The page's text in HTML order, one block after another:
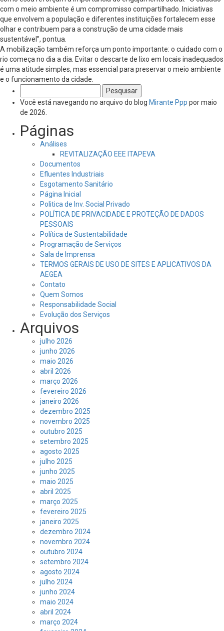
com o meio ambiente é um compromisso compartilhado. Iniciativas
que envolvem a população e diferentes instituições fortalecem esse
olhar e contribuem para a construção de uma cidade mais
sustentável”, pontua.
A mobilização também reforça um ponto importante: o cuidado com o
rio começa no dia a dia. Evitar o descarte de lixo em locais inadequados
é uma atitude simples, mas essencial para preservar o meio ambiente
e o funcionamento da cidade.
por:
Você está navegando no arquivo do blog Mirante Ppp por maio
de 2026.
Páginas
Análises
REVITALIZAÇÃO EEE ITAPEVA
Documentos
Efluentes Industriais
Esgotamento Sanitário
Página Inicial
Politica de Inv. Social Privado
POLÍTICA DE PRIVACIDADE E PROTEÇÃO DE DADOS
PESSOAIS
Política de Sustentabilidade
Programação de Serviços
Sala de Imprensa
TERMOS GERAIS DE USO DE SITES E APLICATIVOS DA
AEGEA
Contato
Quem Somos
Responsabilidade Social
Evolução dos Serviços
Arquivos
julho 2026
junho 2026
maio 2026
abril 2026
março 2026
fevereiro 2026
janeiro 2026
dezembro 2025
novembro 2025
outubro 2025
setembro 2025
agosto 2025
julho 2025
junho 2025
maio 2025
abril 2025
março 2025
fevereiro 2025
janeiro 2025
dezembro 2024
novembro 2024
outubro 2024
setembro 2024
agosto 2024
julho 2024
junho 2024
maio 2024
abril 2024
março 2024